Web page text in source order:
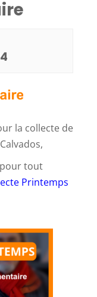
la collecte de
tout
Printemps